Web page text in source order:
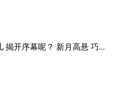
揭开序幕呢？ 新月高悬 巧...